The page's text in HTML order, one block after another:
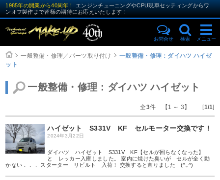
1985年の開業から40周年！
エンジンチューニングやCPU現車セッティングからワ
ンオフ製作まで皆様の期待にお応えいたします！
お問合せ 検索 メニュー
一般整備・修理／パーツ取り付け
一般整備・修理：ダイハツ ハイゼ
ット
一般整備・修理：ダイハツ ハイゼット
全3件 【1 ～ 3】 [1/1]
ハイゼット S331V KF セルモーター交換です！
2024年3月22日
ダイハツ ハイゼット S331V KF【セルが回らなくなった】
と レッカー入庫しました。 室内に焼けた臭いが セルが全く動
かない．．． スターター リビルト 入荷！ 交換すると直りました (^｡^)